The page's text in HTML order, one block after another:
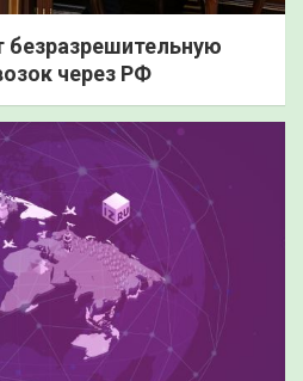
безразрешительную
через РФ